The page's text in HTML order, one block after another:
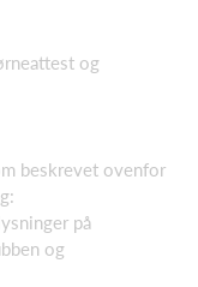
og
beskrevet ovenfor
på
og